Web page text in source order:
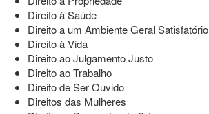
Direito à Saúde
Direito a um Ambiente Geral Satisfatório
Direito à Vida
Direito ao Julgamento Justo
Direito ao Trabalho
Direito de Ser Ouvido
Direitos das Mulheres